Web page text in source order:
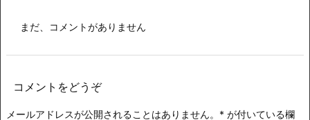
まだ、コメントがありません
コメントをどうぞ
メールアドレスが公開されることはありません。 * が付いている欄